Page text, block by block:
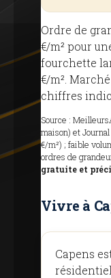
Ordre de
€/m² pour
fourchette
€/m².
chiffres
Source :
maison) et
€/m²) ; faible
ordres de
gratuite et
Vivre à
Capens